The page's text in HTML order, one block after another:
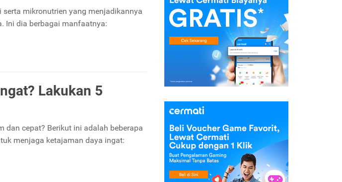
mikronutrien yang menjadikannya
Ini dia berbagai manfaatnya:
Lakukan 5
cepat? Berikut ini adalah beberapa
menjaga ketajaman daya ingat: